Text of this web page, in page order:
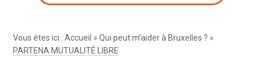
Vous êtes ici :Accueil »Qui peut m’aider à Bruxelles ? »
PARTENA MUTUALITÉ LIBRE